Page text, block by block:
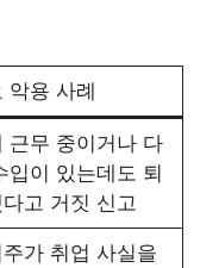
악용 사례
근무 중이거나 다
입이 있는데도 퇴
고 거짓 신고
가 취업 사실을